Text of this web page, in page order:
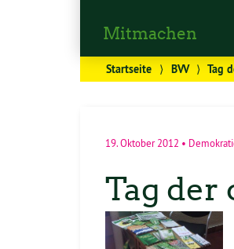
Mitmachen
Startseite ⟩ BVV ⟩ Tag
19. Oktober 2012 •
Tag der